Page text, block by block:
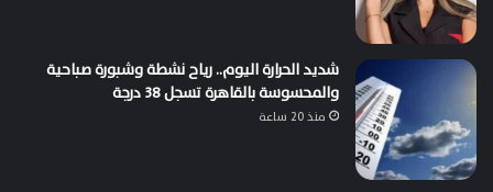
شديد الحرارة اليوم.. رياح نشطة وشبورة صباحية
والمحسوسة بالقاهرة تسجل 38 درجة
منذ 20 ساعة